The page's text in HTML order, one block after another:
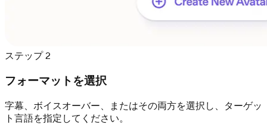
ステップ 2
フォーマットを選択
字幕、ボイスオーバー、またはその両方を選択し、ターゲッ
ト言語を指定してください。